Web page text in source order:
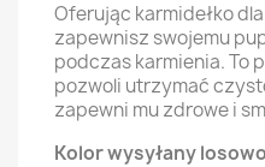
Oferując karmidełko
zapewnisz swojemu
podczas karmienia. To
pozwoli utrzymać
zapewni mu zdrowe i
Kolor wysyłany losowo